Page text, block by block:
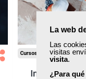
La web
Las
visitas
visita.
¿Para
Formación
Cursos Femxa